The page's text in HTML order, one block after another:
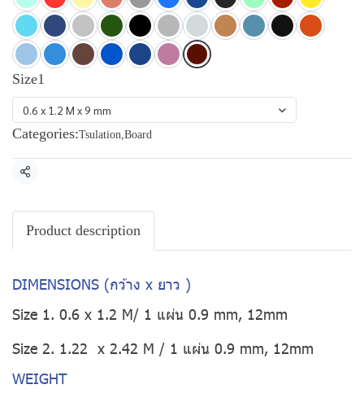
Size1
0.6 x 1.2 M x 9 mm
Categories:Tsulation,Board
Share
Product description
DIMENSIONS (กว้าง x ยาว )
Size 1. 0.6 x 1.2 M/ 1 แผ่น 0.9 mm, 12mm
Size 2. 1.22 x 2.42 M / 1 แผ่น 0.9 mm, 12mm
WEIGHT